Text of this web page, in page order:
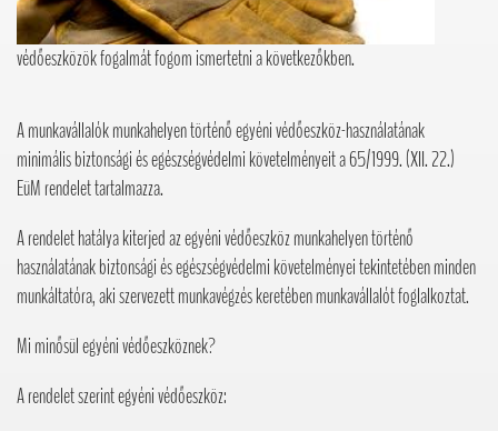
védőeszközök fogalmát fogom ismertetni a következőkben.
A munkavállalók munkahelyen történő egyéni védőeszköz-használatának
minimális biztonsági és egészségvédelmi követelményeit a 65/1999. (XII. 22.)
EüM rendelet tartalmazza.
A rendelet hatálya kiterjed az egyéni védőeszköz munkahelyen történő
használatának biztonsági és egészségvédelmi követelményei tekintetében minden
munkáltatóra, aki szervezett munkavégzés keretében munkavállalót foglalkoztat.
Mi minősül egyéni védőeszköznek?
A rendelet szerint egyéni védőeszköz: